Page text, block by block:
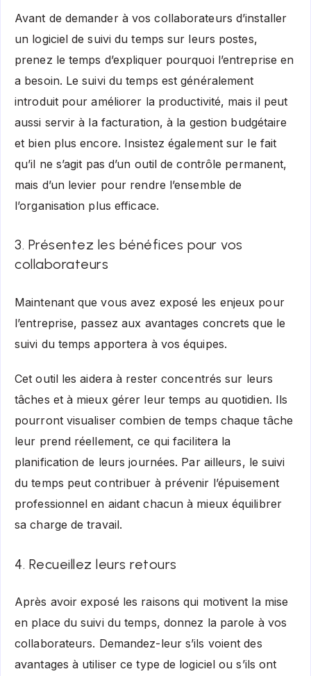
Avant de demander à vos collaborateurs d’installer
un logiciel de suivi du temps sur leurs postes,
prenez le temps d’expliquer pourquoi l’entreprise en
a besoin. Le suivi du temps est généralement
introduit pour améliorer la productivité, mais il peut
aussi servir à la facturation, à la gestion budgétaire
et bien plus encore. Insistez également sur le fait
qu’il ne s’agit pas d’un outil de contrôle permanent,
mais d’un levier pour rendre l’ensemble de
l’organisation plus efficace.
3. Présentez les bénéfices pour vos
collaborateurs
Maintenant que vous avez exposé les enjeux pour
l’entreprise, passez aux avantages concrets que le
suivi du temps apportera à vos équipes.
Cet outil les aidera à rester concentrés sur leurs
tâches et à mieux gérer leur temps au quotidien. Ils
pourront visualiser combien de temps chaque tâche
leur prend réellement, ce qui facilitera la
planification de leurs journées. Par ailleurs, le suivi
du temps peut contribuer à prévenir l’épuisement
professionnel en aidant chacun à mieux équilibrer
sa charge de travail.
4. Recueillez leurs retours
Après avoir exposé les raisons qui motivent la mise
en place du suivi du temps, donnez la parole à vos
collaborateurs. Demandez-leur s’ils voient des
avantages à utiliser ce type de logiciel ou s’ils ont